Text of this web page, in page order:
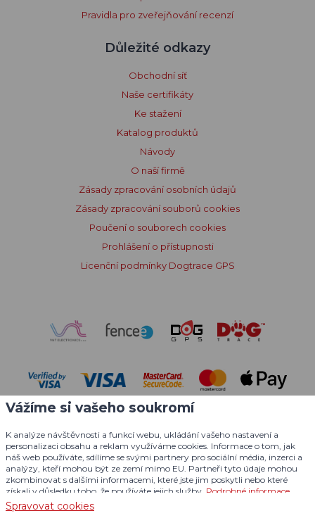
Pravidla pro zveřejňování recenzí
Důležité odkazy
Obchodní síť
Naše certifikáty
Ke stažení
Katalog produktů
Návody
O naší firmě
Zásady zpracování osobních údajů
Zásady zpracování souborů cookies
Poučení o souborech cookies
Prohlášení o přístupnosti
Licenční podmínky Dogtrace GPS
© 2004 - 2026 VNT electronics s.r.o., všechna práva vyhrazena
Grafický návrhKošnarDesign.cz
Vážíme si vašeho soukromí
K analýze návštěvnosti a funkcí webu, ukládání vašeho nastavení a
personalizaci obsahu a reklam využíváme cookies. Informace o tom, jak
náš web používáte, sdílíme se svými partnery pro sociální média, inzerci a
analýzy, kteří mohou být ze zemí mimo EU. Partneři tyto údaje mohou
zkombinovat s dalšími informacemi, které jste jim poskytli nebo které
získali v důsledku toho, že používáte jejich služby. Podrobné informace
Spravovat cookies